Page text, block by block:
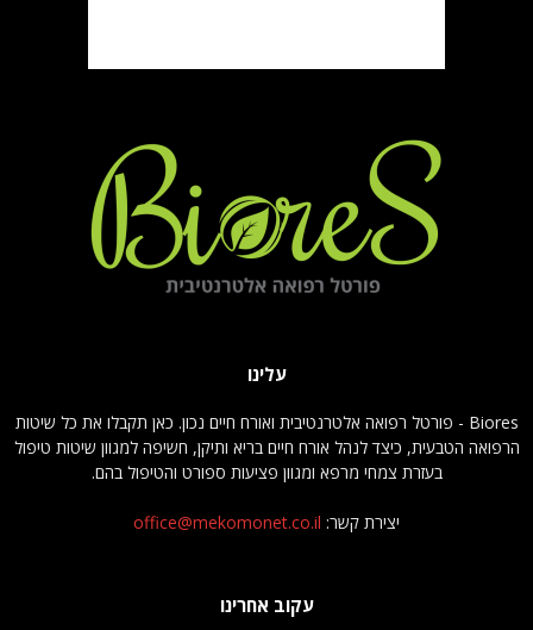
עלינו
Biores - פורטל רפואה אלטרנטיבית ואורח חיים נכון. כאן תקבלו את כל שיטות
הרפואה הטבעית, כיצד לנהל אורח חיים בריא ותיקן, חשיפה למגוון שיטות טיפול
בעזרת צמחי מרפא ומגוון פציעות ספורט והטיפול בהם.
יצירת קשר: office@mekomonet.co.il
עקוב אחרינו